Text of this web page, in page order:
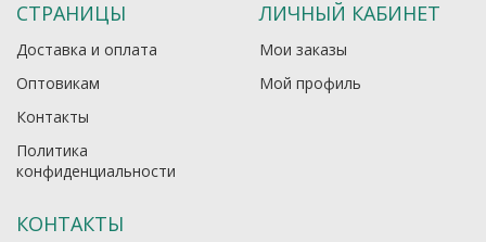
СТРАНИЦЫ
Доставка и оплата
Оптовикам
Контакты
Политика
конфиденциальности
ЛИЧНЫЙ КАБИНЕТ
Мои заказы
Мой профиль
КОНТАКТЫ